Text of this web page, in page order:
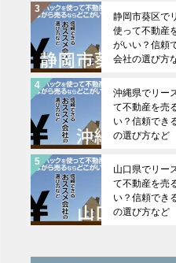
静岡市葵区で
使って不動産
がいい？信頼
会社の選び方
沖縄県でリー
て不動産を売
い？信頼でき
の選び方など
山口県でリー
て不動産を売
い？信頼でき
の選び方など